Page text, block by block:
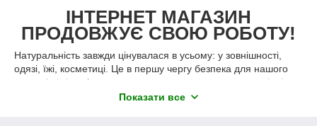
ІНТЕРНЕТ МАГАЗИН
ПРОДОВЖУЄ СВОЮ РОБОТУ!
Натуральність завжди цінувалася в усьому: у зовнішності,
одязі, їжі, косметиці. Це в першу чергу безпека для нашого
здоров'я і тіла. А ще використання натуральних матеріалів
допомагає вберегти нашу планету.
Показати все